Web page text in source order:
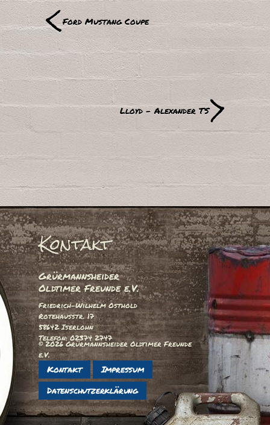
<Ford Mustang Coupe
Lloyd - Alexander TS>
Kontakt
Grürmannsheider
Oldtimer Freunde e.V.
Friedrich-Wilhelm Osthold
Rotehausstr. 17
58642 Iserlohn
Telefon: 02374 2747
© 2026 Grürmannsheider Oldtimer Freunde
e.V.
Kontakt
Impressum
Datenschutzerklärung